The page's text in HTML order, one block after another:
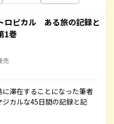
ロピカル ある旅の記録と
1巻
売
滞在することになった筆者
カルな45日間の記録と記